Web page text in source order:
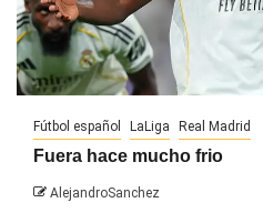
Fútbol español LaLiga Real Madrid
Fuera hace mucho frio
AlejandroSanchez